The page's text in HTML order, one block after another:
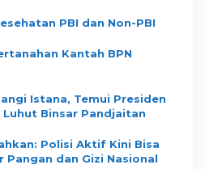
PBI dan Non-PBI
Kantah BPN
Istana, Temui Presiden
Binsar Pandjaitan
Polisi Aktif Kini Bisa
dan Gizi Nasional